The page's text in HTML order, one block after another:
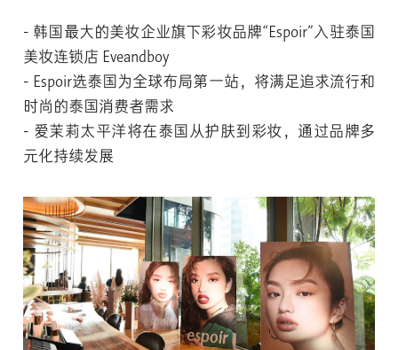
韩国最大的美妆企业旗下彩妆品牌“Espoir”入驻泰国
美妆连锁店 Eveandboy
Espoir选泰国为全球布局第一站，将满足追求流行和
时尚的泰国消费者需求
爱茉莉太平洋将在泰国从护肤到彩妆，通过品牌多
元化持续发展